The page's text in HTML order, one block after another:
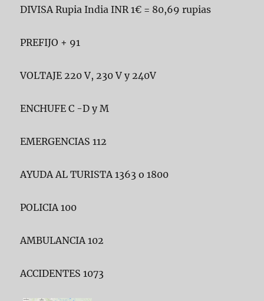
DIVISA Rupia India INR 1€ = 80,69 rupias
PREFIJO + 91
VOLTAJE 220 V, 230 V y 240V
ENCHUFE C -D y M
EMERGENCIAS 112
AYUDA AL TURISTA 1363 o 1800
POLICIA 100
AMBULANCIA 102
ACCIDENTES 1073